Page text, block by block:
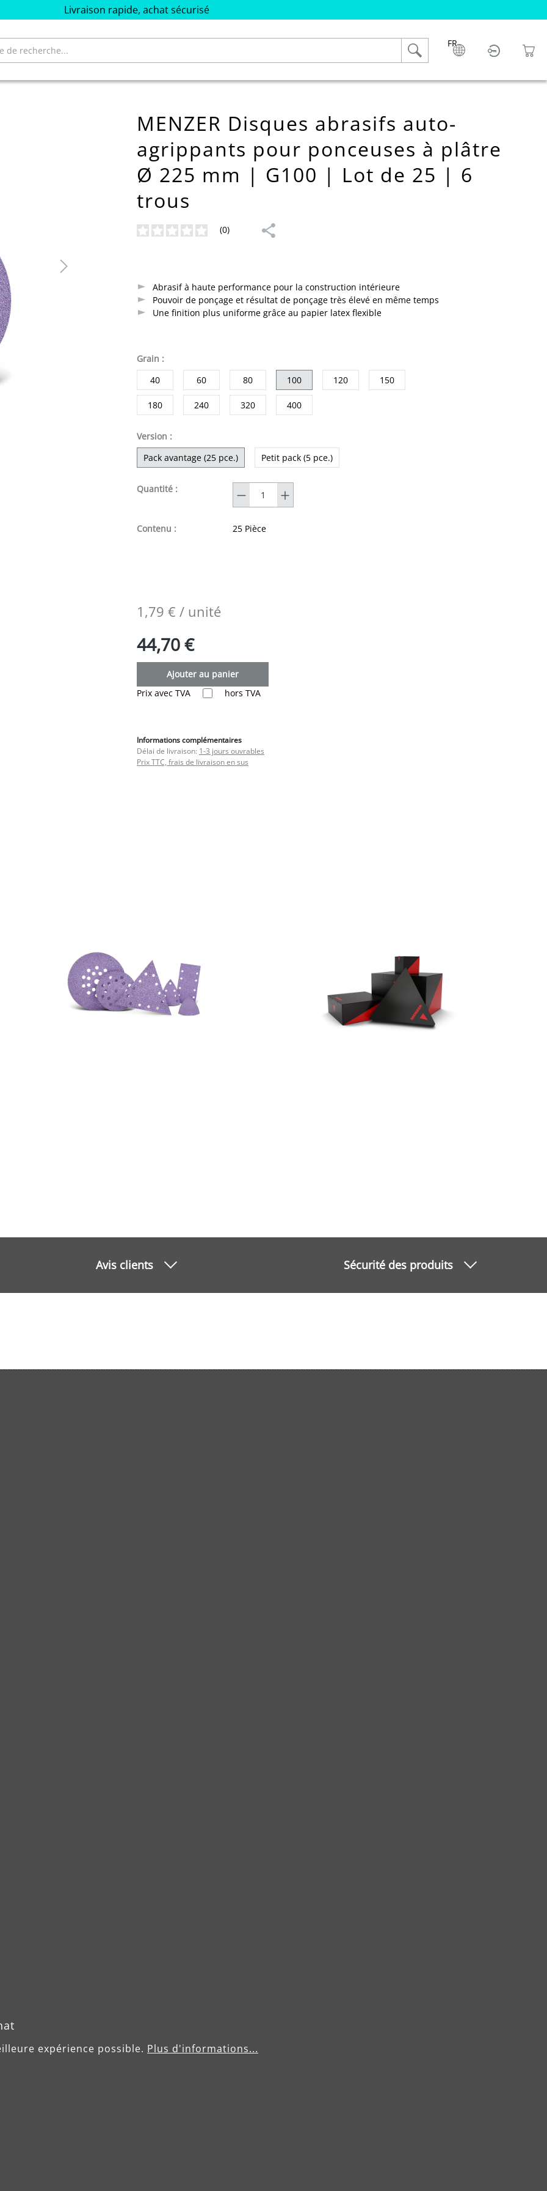
Livraison rapide, achat sécurisé
FR
MENZER Disques abrasifs auto-
agrippants pour ponceuses à plâtre
Ø 225 mm | G100 | Lot de 25 | 6
trous
(0)
Abrasif à haute performance pour la construction intérieure
Pouvoir de ponçage et résultat de ponçage très élevé en même temps
Une finition plus uniforme grâce au papier latex flexible
Grainsélectionner
:
40
60 80 100 120 150
180 240 320 400
Versionsélectionner
:
Pack avantage (25 pce.)
Petit pack (5 pce.)
Quantité :
Contenu : 25 Pièce
1,79 € / unité
44,70 €
Ajouter au panier
Prix avec TVA
hors TVA
Informations complémentaires
Délai de livraison: 1-3 jours ouvrables
Prix TTC, frais de livraison en sus
Avis clients Sécurité des produits
expérience possible. Plus d'informations...